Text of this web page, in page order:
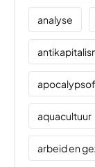
analyse
aquacultuur
arbeid en